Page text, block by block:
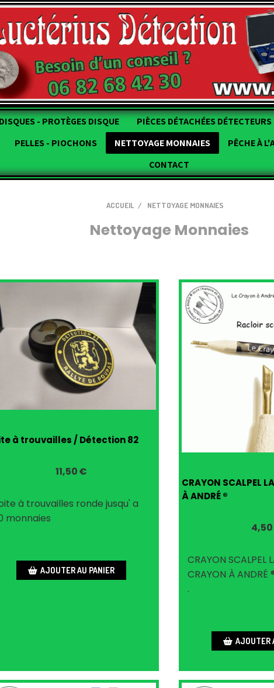
DISQUES - PROTÈGES DISQUE PIÈCES DÉTACHÉES DÉTECTEURS
PELLES - PIOCHONS NETTOYAGE MONNAIES PÊCHE À
CONTACT
ACCUEIL NETTOYAGE MONNAIES
Nettoyage Monnaies
à trouvailles / Détection 82
11,50€
à trouvailles ronde jusqu' a
monnaies
AJOUTER AU PANIER
CRAYON SCALPEL
À ANDRÉ ®
4,50
CRAYON SCALPEL
CRAYON À
.
AJOUTER